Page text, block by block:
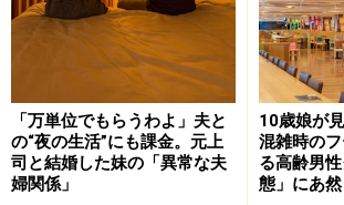
ど、『突撃した方がトクよね』と言い
プもいる。握手会などになるともっと
が強かっただの、私より時間が長かっ
が始まることも。声優さん本人にはと
ます」
プレゼントもエスカレートする。中に
「万単位でもらうわよ」夫と
の“夜の生活”にも課金。元上
司と結婚した妹の「異常な夫
婦関係」
10歳娘が
混雑時の
る高齢男
態」にあ然